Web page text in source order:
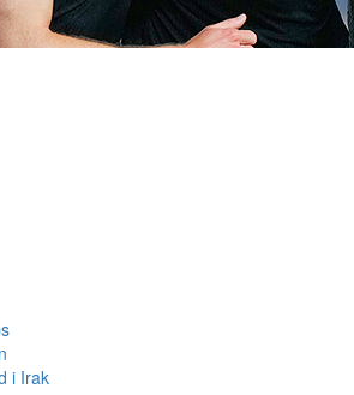
i Irak